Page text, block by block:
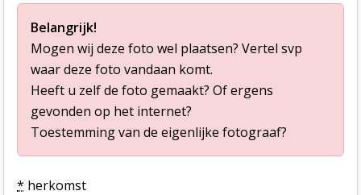
Belangrijk!
Mogen wij deze foto wel plaatsen? Vertel svp
waar deze foto vandaan komt.
Heeft u zelf de foto gemaakt? Of ergens
gevonden op het internet?
Toestemming van de eigenlijke fotograaf?
* herkomst